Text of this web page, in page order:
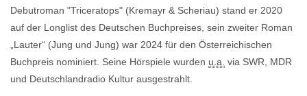
Debutroman "Triceratops" (Kremayr & Scheriau) stand er 2020
auf der Longlist des Deutschen Buchpreises, sein zweiter Roman
„Lauter“ (Jung und Jung) war 2024 für den Österreichischen
Buchpreis nominiert. Seine Hörspiele wurden u.a. via SWR, MDR
und Deutschlandradio Kultur ausgestrahlt.